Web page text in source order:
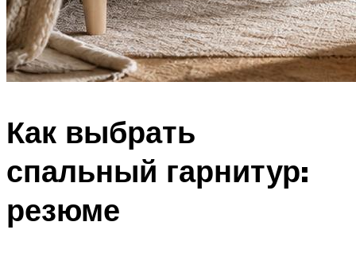
Как выбрать
спальный гарнитур:
резюме